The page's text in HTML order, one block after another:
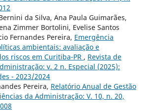
da Silva, Ana Paula Guimarães,
Zimmer Bortolini, Evelise Santos
Fernandes Pereira, Emergência
ambientais: avaliação e
riscos em Curitiba-PR , Revista de
v. 2 n. Especial (2025):
- 2023/2024
Pereira, Relatório Anual de Gestão
da Administração: V. 10, n. 20,